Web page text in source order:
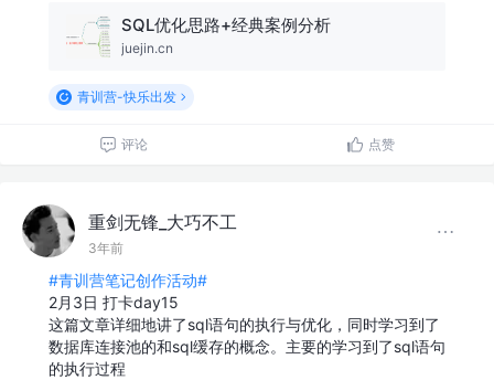
SQL优化思路+经典案例分析
juejin.cn
青训营-快乐出发
评论 点赞
重剑无锋_大巧不工
3年前
#青训营笔记创作活动#
2月3日 打卡day15
这篇文章详细地讲了sql语句的执行与优化，同时学习到了
数据库连接池的和sql缓存的概念。主要的学习到了sql语句
的执行过程